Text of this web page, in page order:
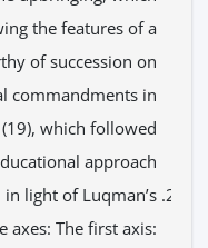
the features of a
of succession on
commandments in
(19), which followed
educational approach.
in light of Luqman’s
axes: The first axis: